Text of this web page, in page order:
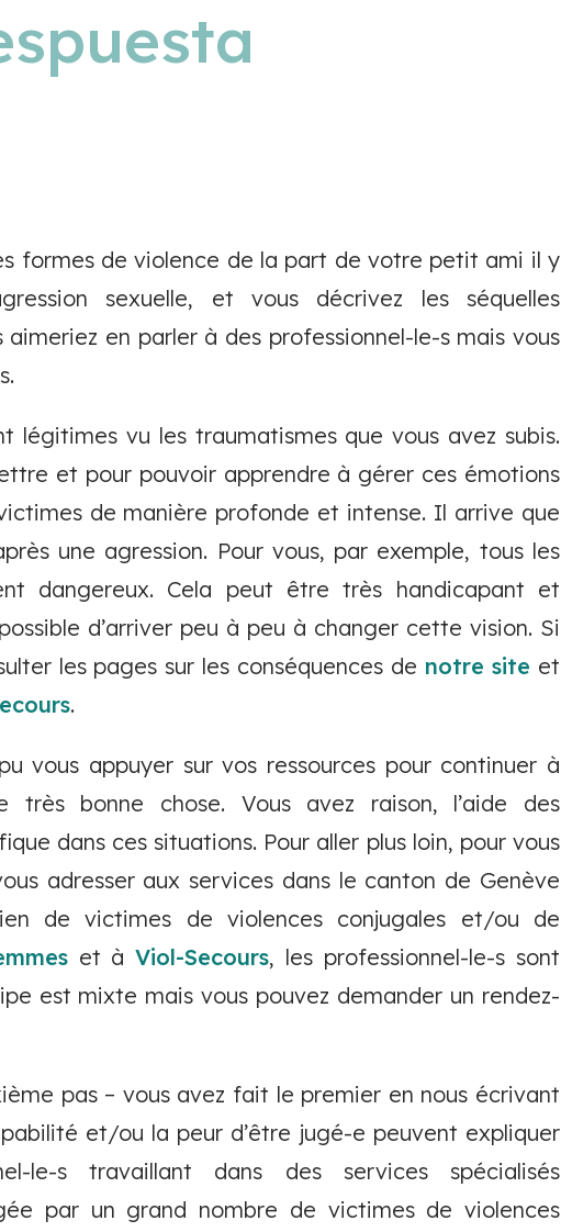
formes de violence de la part de votre petit ami il y
sexuelle, et vous décrivez les séquelles
en parler à des professionnel-le-s mais vous
légitimes vu les traumatismes que vous avez subis.
et pour pouvoir apprendre à gérer ces émotions
de manière profonde et intense. Il arrive que
une agression. Pour vous, par exemple, tous les
dangereux. Cela peut être très handicapant et
d’arriver peu à peu à changer cette vision. Si
les pages sur les conséquences de notre site et
.
vous appuyer sur vos ressources pour continuer à
bonne chose. Vous avez raison, l’aide des
dans ces situations. Pour aller plus loin, pour vous
adresser aux services dans le canton de Genève
de victimes de violences conjugales et/ou de
et àViol-Secours, les professionnel-le-s sont
est mixte mais vous pouvez demander un rendez-
pas – vous avez fait le premier en nous écrivant
et/ou la peur d’être jugé-e peuvent expliquer
le-s travaillant dans des services spécialisés
par un grand nombre de victimes de violences